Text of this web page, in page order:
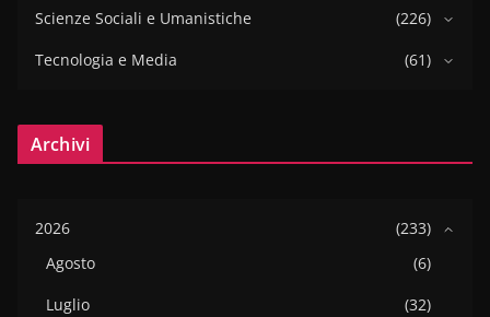
Scienze Sociali e Umanistiche
(226)
Tecnologia e Media
(61)
Archivi
2026
(233)
Agosto
(6)
Luglio
(32)